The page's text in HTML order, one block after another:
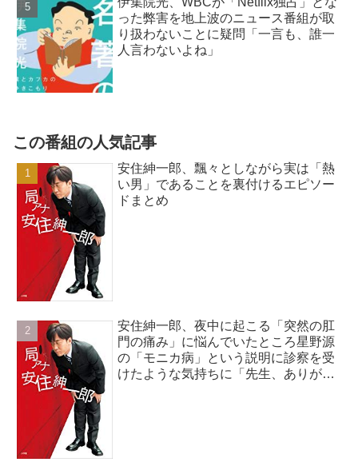
った弊害を地上波のニュース番組が取
り扱わないことに疑問「一言も、誰一
人言わないよね」
この番組の人気記事
安住紳一郎、飄々としながら実は「熱
い男」であることを裏付けるエピソー
ドまとめ
安住紳一郎、夜中に起こる「突然の肛
門の痛み」に悩んでいたところ星野源
の「モニカ病」という説明に診察を受
けたような気持ちに「先生、ありがと